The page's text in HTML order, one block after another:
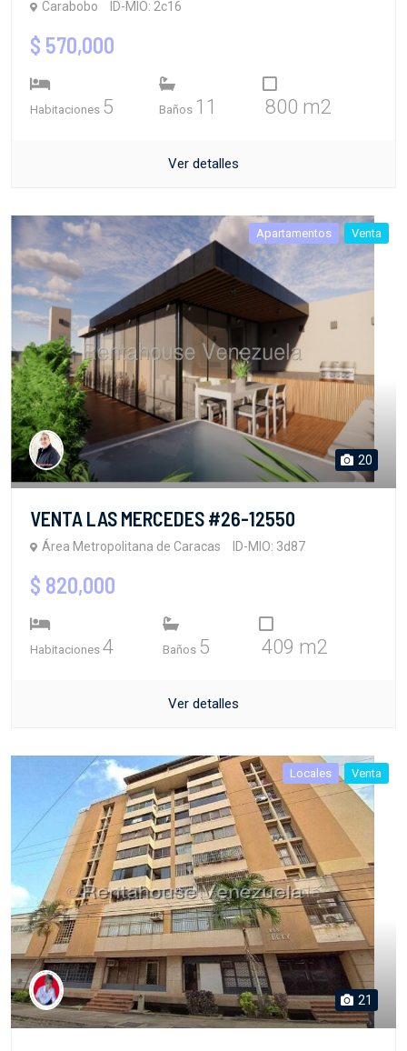
Carabobo ID-MIO: 2c16
$ 570,000
Habitaciones 5 Baños 11 800 m2
Ver detalles
Apartamentos Venta
20
VENTA LAS MERCEDES #26-12550
Área Metropolitana de Caracas ID-MIO: 3d87
$ 820,000
Habitaciones 4 Baños 5 409 m2
Ver detalles
Locales Venta
21